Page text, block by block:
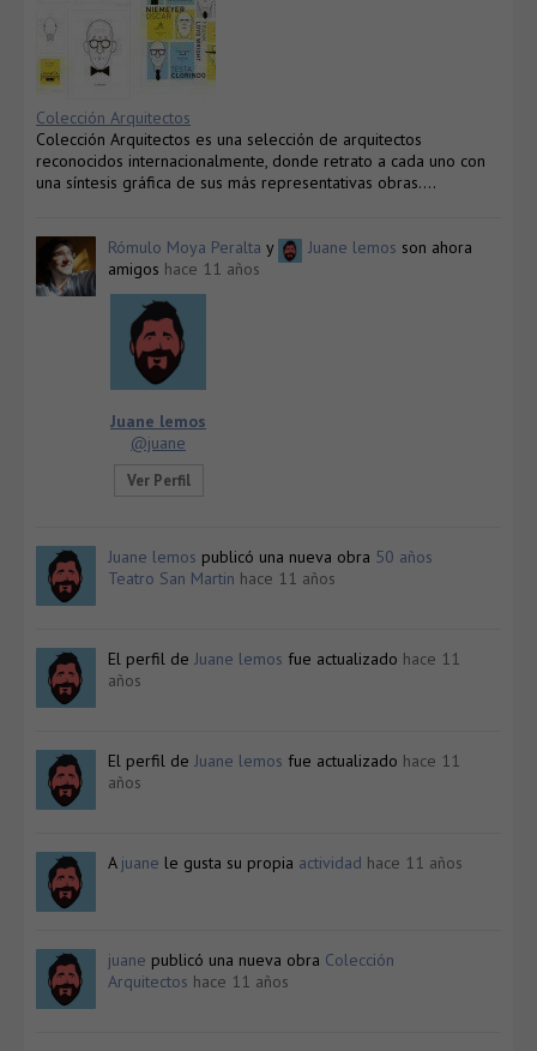
Colección Arquitectos
Colección Arquitectos es una selección de arquitectos
reconocidos internacionalmente, donde retrato a cada uno con
una síntesis gráfica de sus más representativas obras….
Rómulo Moya Peralta y Juane lemos son ahora
amigos hace 11 años
Juane lemos
@juane
Ver Perfil
Juane lemos publicó una nueva obra 50 años
Teatro San Martin hace 11 años
El perfil de Juane lemos fue actualizado hace 11
años
El perfil de Juane lemos fue actualizado hace 11
años
A juane le gusta su propia actividad hace 11 años
juane publicó una nueva obra Colección
Arquitectos hace 11 años